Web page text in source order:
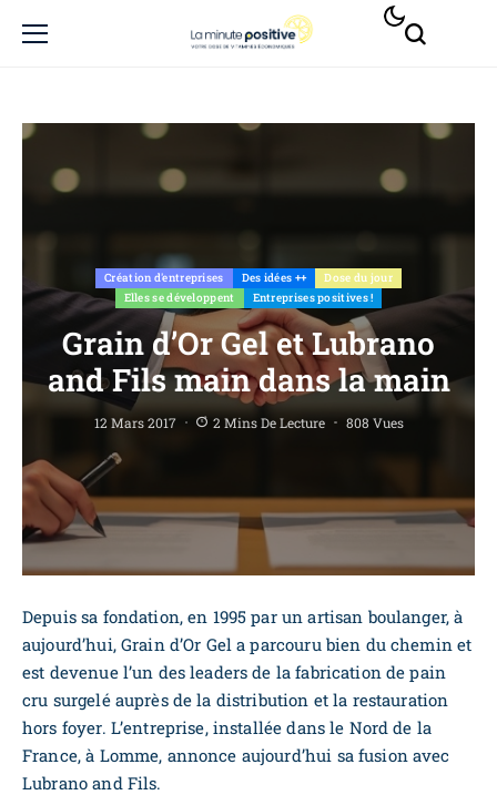
Création d'entreprises Des idées ++
Dose du jour
Elles se développent
Entreprises positives !
Grain d’Or Gel et Lubrano
and Fils main dans la main
12 Mars 2017 2 Mins De Lecture 808 Vues
Depuis sa fondation, en 1995 par un artisan boulanger, à
aujourd’hui, Grain d’Or Gel a parcouru bien du chemin et
est devenue l’un des leaders de la fabrication de pain
cru surgelé auprès de la distribution et la restauration
hors foyer. L’entreprise, installée dans le Nord de la
France, à Lomme, annonce aujourd’hui sa fusion avec
Lubrano and Fils.